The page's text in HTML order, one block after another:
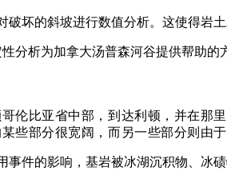
破坏的斜坡进行数值分析。这使得岩
分析为加拿大汤普森河谷提供帮助的
伦比亚省中部，到达利顿，并在那
些部分很宽阔，而另一些部分则由
件的影响，基岩被冰湖沉积物、 冰